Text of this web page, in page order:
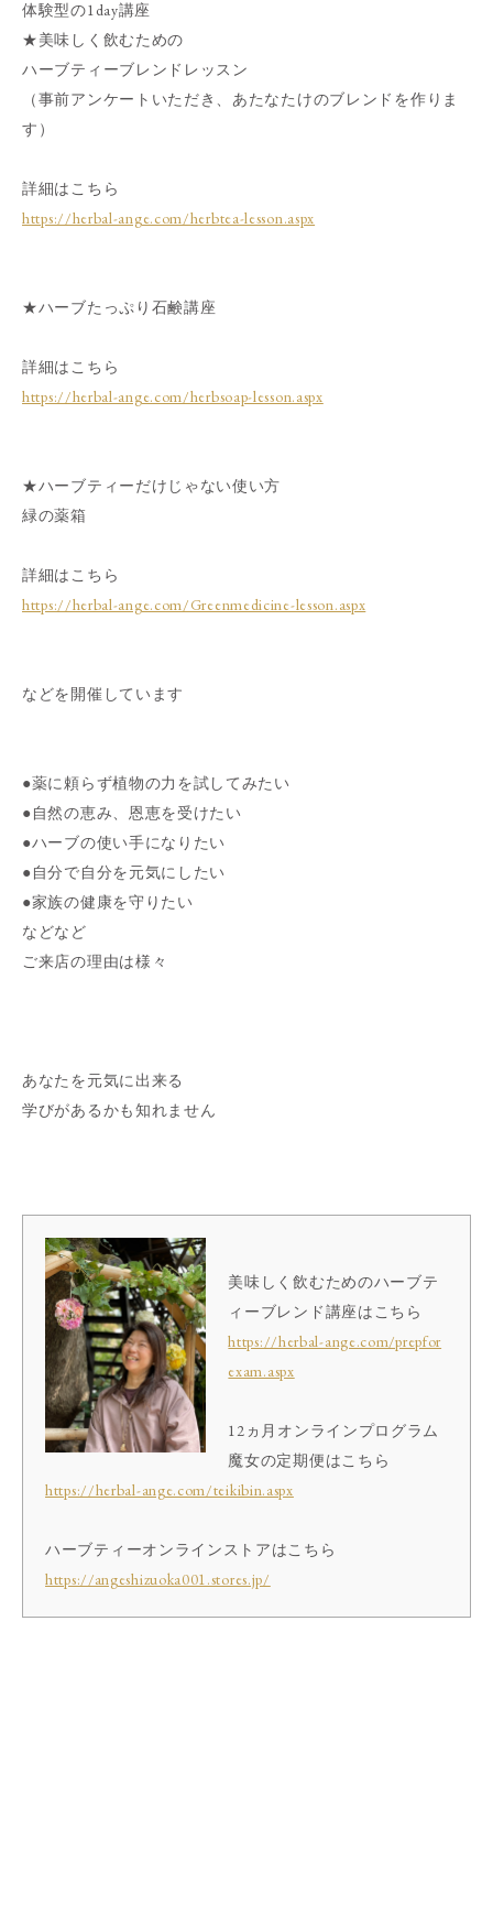
体験型の1day講座
★美味しく飲むための
ハーブティーブレンドレッスン
（事前アンケートいただき、あたなたけのブレンドを作りま
す）
詳細はこちら
https://herbal-ange.com/herbtea-lesson.aspx
★ハーブたっぷり石鹸講座
詳細はこちら
https://herbal-ange.com/herbsoap-lesson.aspx
★ハーブティーだけじゃない使い方
緑の薬箱
詳細はこちら
https://herbal-ange.com/Greenmedicine-lesson.aspx
などを開催しています
●薬に頼らず植物の力を試してみたい
●自然の恵み、恩恵を受けたい
●ハーブの使い手になりたい
●自分で自分を元気にしたい
●家族の健康を守りたい
などなど
ご来店の理由は様々
あなたを元気に出来る
学びがあるかも知れません
美味しく飲むためのハーブテ
ィーブレンド講座はこちら
https://herbal-ange.com/prepfor
exam.aspx
12ヵ月オンラインプログラム
魔女の定期便はこちら
https://herbal-ange.com/teikibin.aspx
ハーブティーオンラインストアはこちら
https://angeshizuoka001.stores.jp/